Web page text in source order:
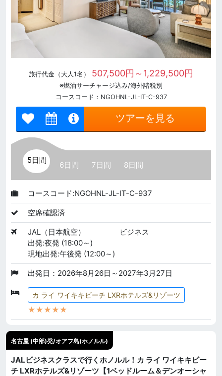
旅行代金（大人1名） 507,500円～1,229,500円
※燃油サーチャージ込み/海外諸税別
コースコード：NGOHNL-JL-IT-C-937
ツアーを見る
5日間
6日間 7日間 8日間
コースコード:NGOHNL-JL-IT-C-937
空席確認済
JAL（日本航空）
ビジネス
出発:夜発 (18:00～)
現地出発:午後発 (12:00～)
出発日：2026年8月26日～2027年3月27日
カ ライ ワイキキビーチ LXRホテルズ&リゾーツ
★★★★★
名古屋 (中部)発/オアフ島(ホノルル)
JALビジネスクラスで行くホノルル！カ ライ ワイキキビー
チ LXRホテルズ&リゾーツ【1ベッドルーム＆デンオーシャ